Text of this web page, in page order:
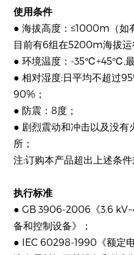
使用条件
● 海拔高度：≤1000m（如
目前有6组在5200m海拔运
● 环境温度：-35℃+45℃,
● 相对湿度:日平均不超过
90%；
● 防震：8度；
● 剧烈震动和冲击以及没有
所；
注:订购本产品超出上述条
执行标准
● GB 3906-2006《3.6
备和控制设备》；
● IEC 60298-1990《额定